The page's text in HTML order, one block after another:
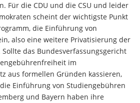
Für die CDU und die CSU und leider
scheint der wichtigste Punkt
die Einführung von
also eine weitere Privatisierung der
das Bundesverfassungsgericht
im
aus formellen Gründen kassieren,
Einführung von Studiengebühren
und Bayern haben ihre